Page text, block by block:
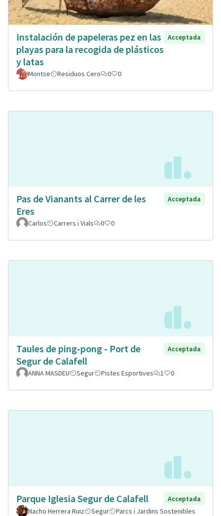
Instalación de papeleras pez en las
playas para la recogida de plásticos
y latas
Acceptada
Montse Residuos Cero 0 0
Pas de Vianants al Carrer de les
Eres
Acceptada
Carlos Carrers i Vials 0 0
Taules de ping-pong - Port de
Segur de Calafell
Acceptada
ANNA MASDEU Segur Pistes Esportives 1 0
Parque Iglesia Segur de Calafell
Acceptada
Nacho Herrera Ruiz
Segur
Parcs i Jardins Sostenibles